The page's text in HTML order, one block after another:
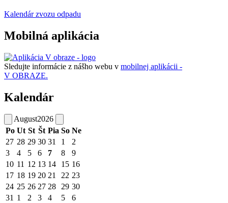
Kalendár zvozu odpadu
Mobilná aplikácia
Sledujte informácie z nášho webu v mobilnej aplikácii -
V OBRAZE.
Kalendár
August2026
Po Ut St Št Pia So Ne
27 28 29 30 31 1
2
3
4 5 6 7 8
9
10 11 12 13 14 15 16
17 18 19 20 21 22 23
24 25 26 27 28 29 30
31 1 2 3 4 5 6